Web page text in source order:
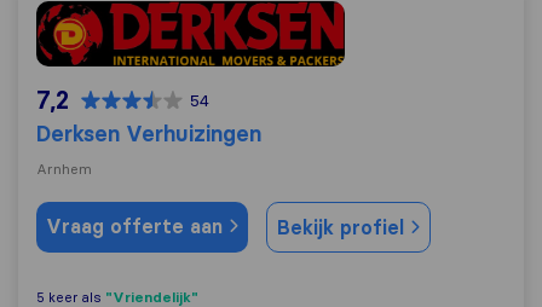
Derksen Verhuizingen
7,2 54
Derksen Verhuizingen
Arnhem
Vraag offerte aan Bekijk profiel
5 keer als "Vriendelijk"